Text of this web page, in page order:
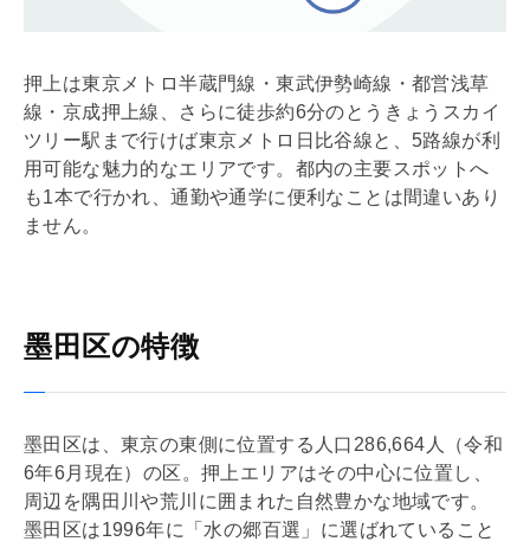
押上は東京メトロ半蔵門線・東武伊勢崎線・都営浅草
線・京成押上線、さらに徒歩約6分のとうきょうスカイ
ツリー駅まで行けば東京メトロ日比谷線と、5路線が利
用可能な魅力的なエリアです。都内の主要スポットへ
も1本で行かれ、通勤や通学に便利なことは間違いあり
ません。
墨田区の特徴
墨田区は、東京の東側に位置する人口286,664人（令和
6年6月現在）の区。押上エリアはその中心に位置し、
周辺を隅田川や荒川に囲まれた自然豊かな地域です。
墨田区は1996年に「水の郷百選」に選ばれていること